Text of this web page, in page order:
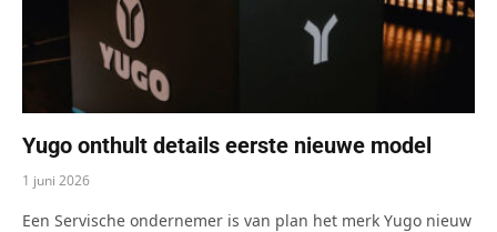
Yugo onthult details eerste nieuwe model
1 juni 2026
Een Servische ondernemer is van plan het merk Yugo nieuw